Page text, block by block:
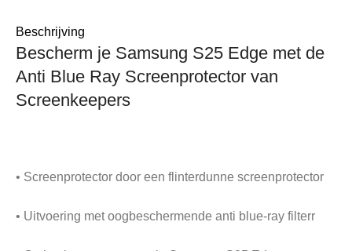
Beschrijving
Bescherm je Samsung S25 Edge met de
Anti Blue Ray Screenprotector van
Screenkeepers
• Screenprotector door een flinterdunne screenprotector
• Uitvoering met oogbeschermende anti blue-ray filterr